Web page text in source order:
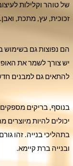
של טוהר וקלילות
זכוכית, עץ, מתכת, ואבן.
הם נפוצות גם בשימוש
יש צורך לשמר את
להתאים גם למבנים
בנוסף, בריקים
יכולים להיות
בתהליכי בנייה. זהו
ובנייה ברת קיימא.